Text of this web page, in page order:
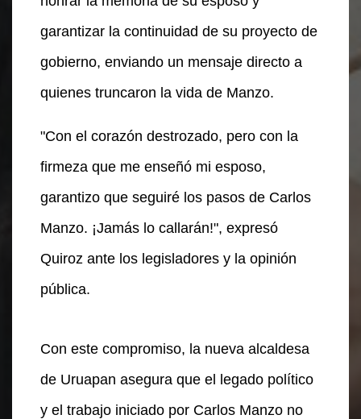
garantizar la continuidad de su proyecto de
gobierno, enviando un mensaje directo a
quienes truncaron la vida de Manzo.
"Con el corazón destrozado, pero con la
firmeza que me enseñó mi esposo,
garantizo que seguiré los pasos de Carlos
Manzo. ¡Jamás lo callarán!", expresó
Quiroz ante los legisladores y la opinión
pública.
Con este compromiso, la nueva alcaldesa
de Uruapan asegura que el legado político
y el trabajo iniciado por Carlos Manzo no